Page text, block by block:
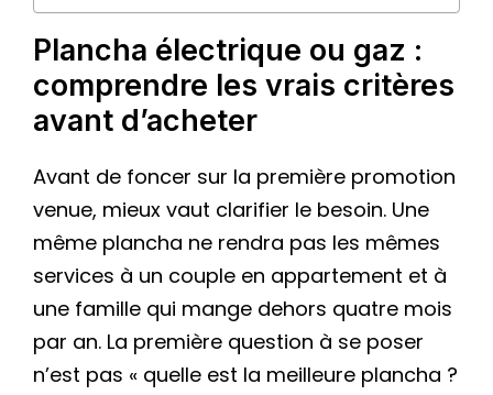
Plancha électrique ou gaz :
comprendre les vrais critères
avant d’acheter
Avant de foncer sur la première promotion
venue, mieux vaut clarifier le besoin. Une
même plancha ne rendra pas les mêmes
services à un couple en appartement et à
une famille qui mange dehors quatre mois
par an. La première question à se poser
n’est pas « quelle est la meilleure plancha ?